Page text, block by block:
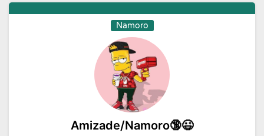
Namoro
Amizade/Namoro🔞😉